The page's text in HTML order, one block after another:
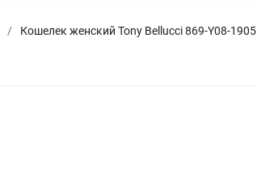
/
Кошелек женский Tony Bellucci 869-Y08-1905